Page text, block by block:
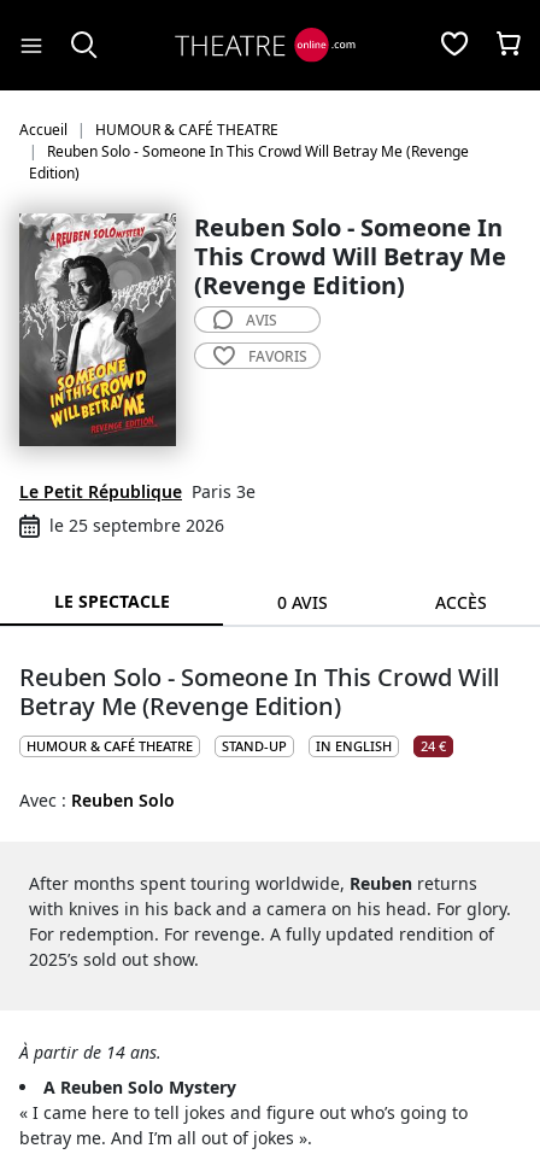
Accueil
HUMOUR & CAFÉ THEATRE
Reuben Solo - Someone In This Crowd Will Betray Me (Revenge
Edition)
Reuben Solo - Someone In
This Crowd Will Betray Me
(Revenge Edition)
Le Petit République Paris 3e
le 25 septembre 2026
AVIS
FAVORIS
LE SPECTACLE 0 AVIS ACCÈS
Reuben Solo - Someone In This Crowd Will
Betray Me (Revenge Edition)
HUMOUR & CAFÉ THEATRE STAND-UP IN ENGLISH 24 €
Avec : Reuben Solo
After months spent touring worldwide, Reuben returns
with knives in his back and a camera on his head. For glory.
For redemption. For revenge. A fully updated rendition of
2025’s sold out show.
À partir de 14 ans.
A Reuben Solo Mystery
« I came here to tell jokes and figure out who’s going to
betray me. And I’m all out of jokes ».